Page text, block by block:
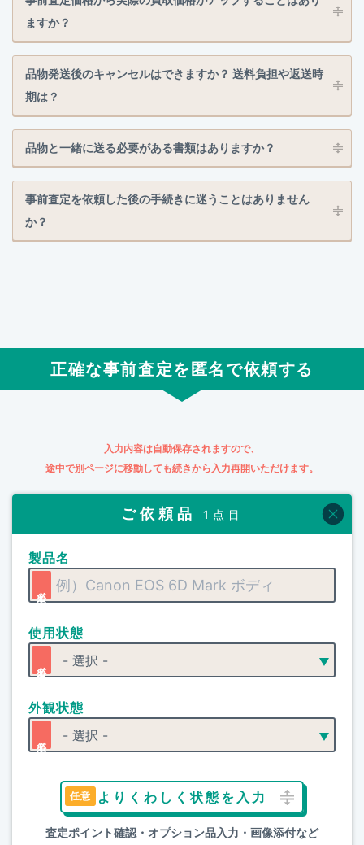
ますか？
品物発送後のキャンセルはできますか？ 送料負担や返送時
期は？
品物と一緒に送る必要がある書類はありますか？
事前査定を依頼した後の手続きに迷うことはありません
か？
正確な事前査定を匿名で依頼する
入力内容は自動保存されますので、
途中で別ページに移動しても続きから入力再開いただけます。
ご依頼品 1点目
製品名
使用状態
外観状態
よりくわしく状態を入力
査定ポイント確認・オプション品入力・画像添付など